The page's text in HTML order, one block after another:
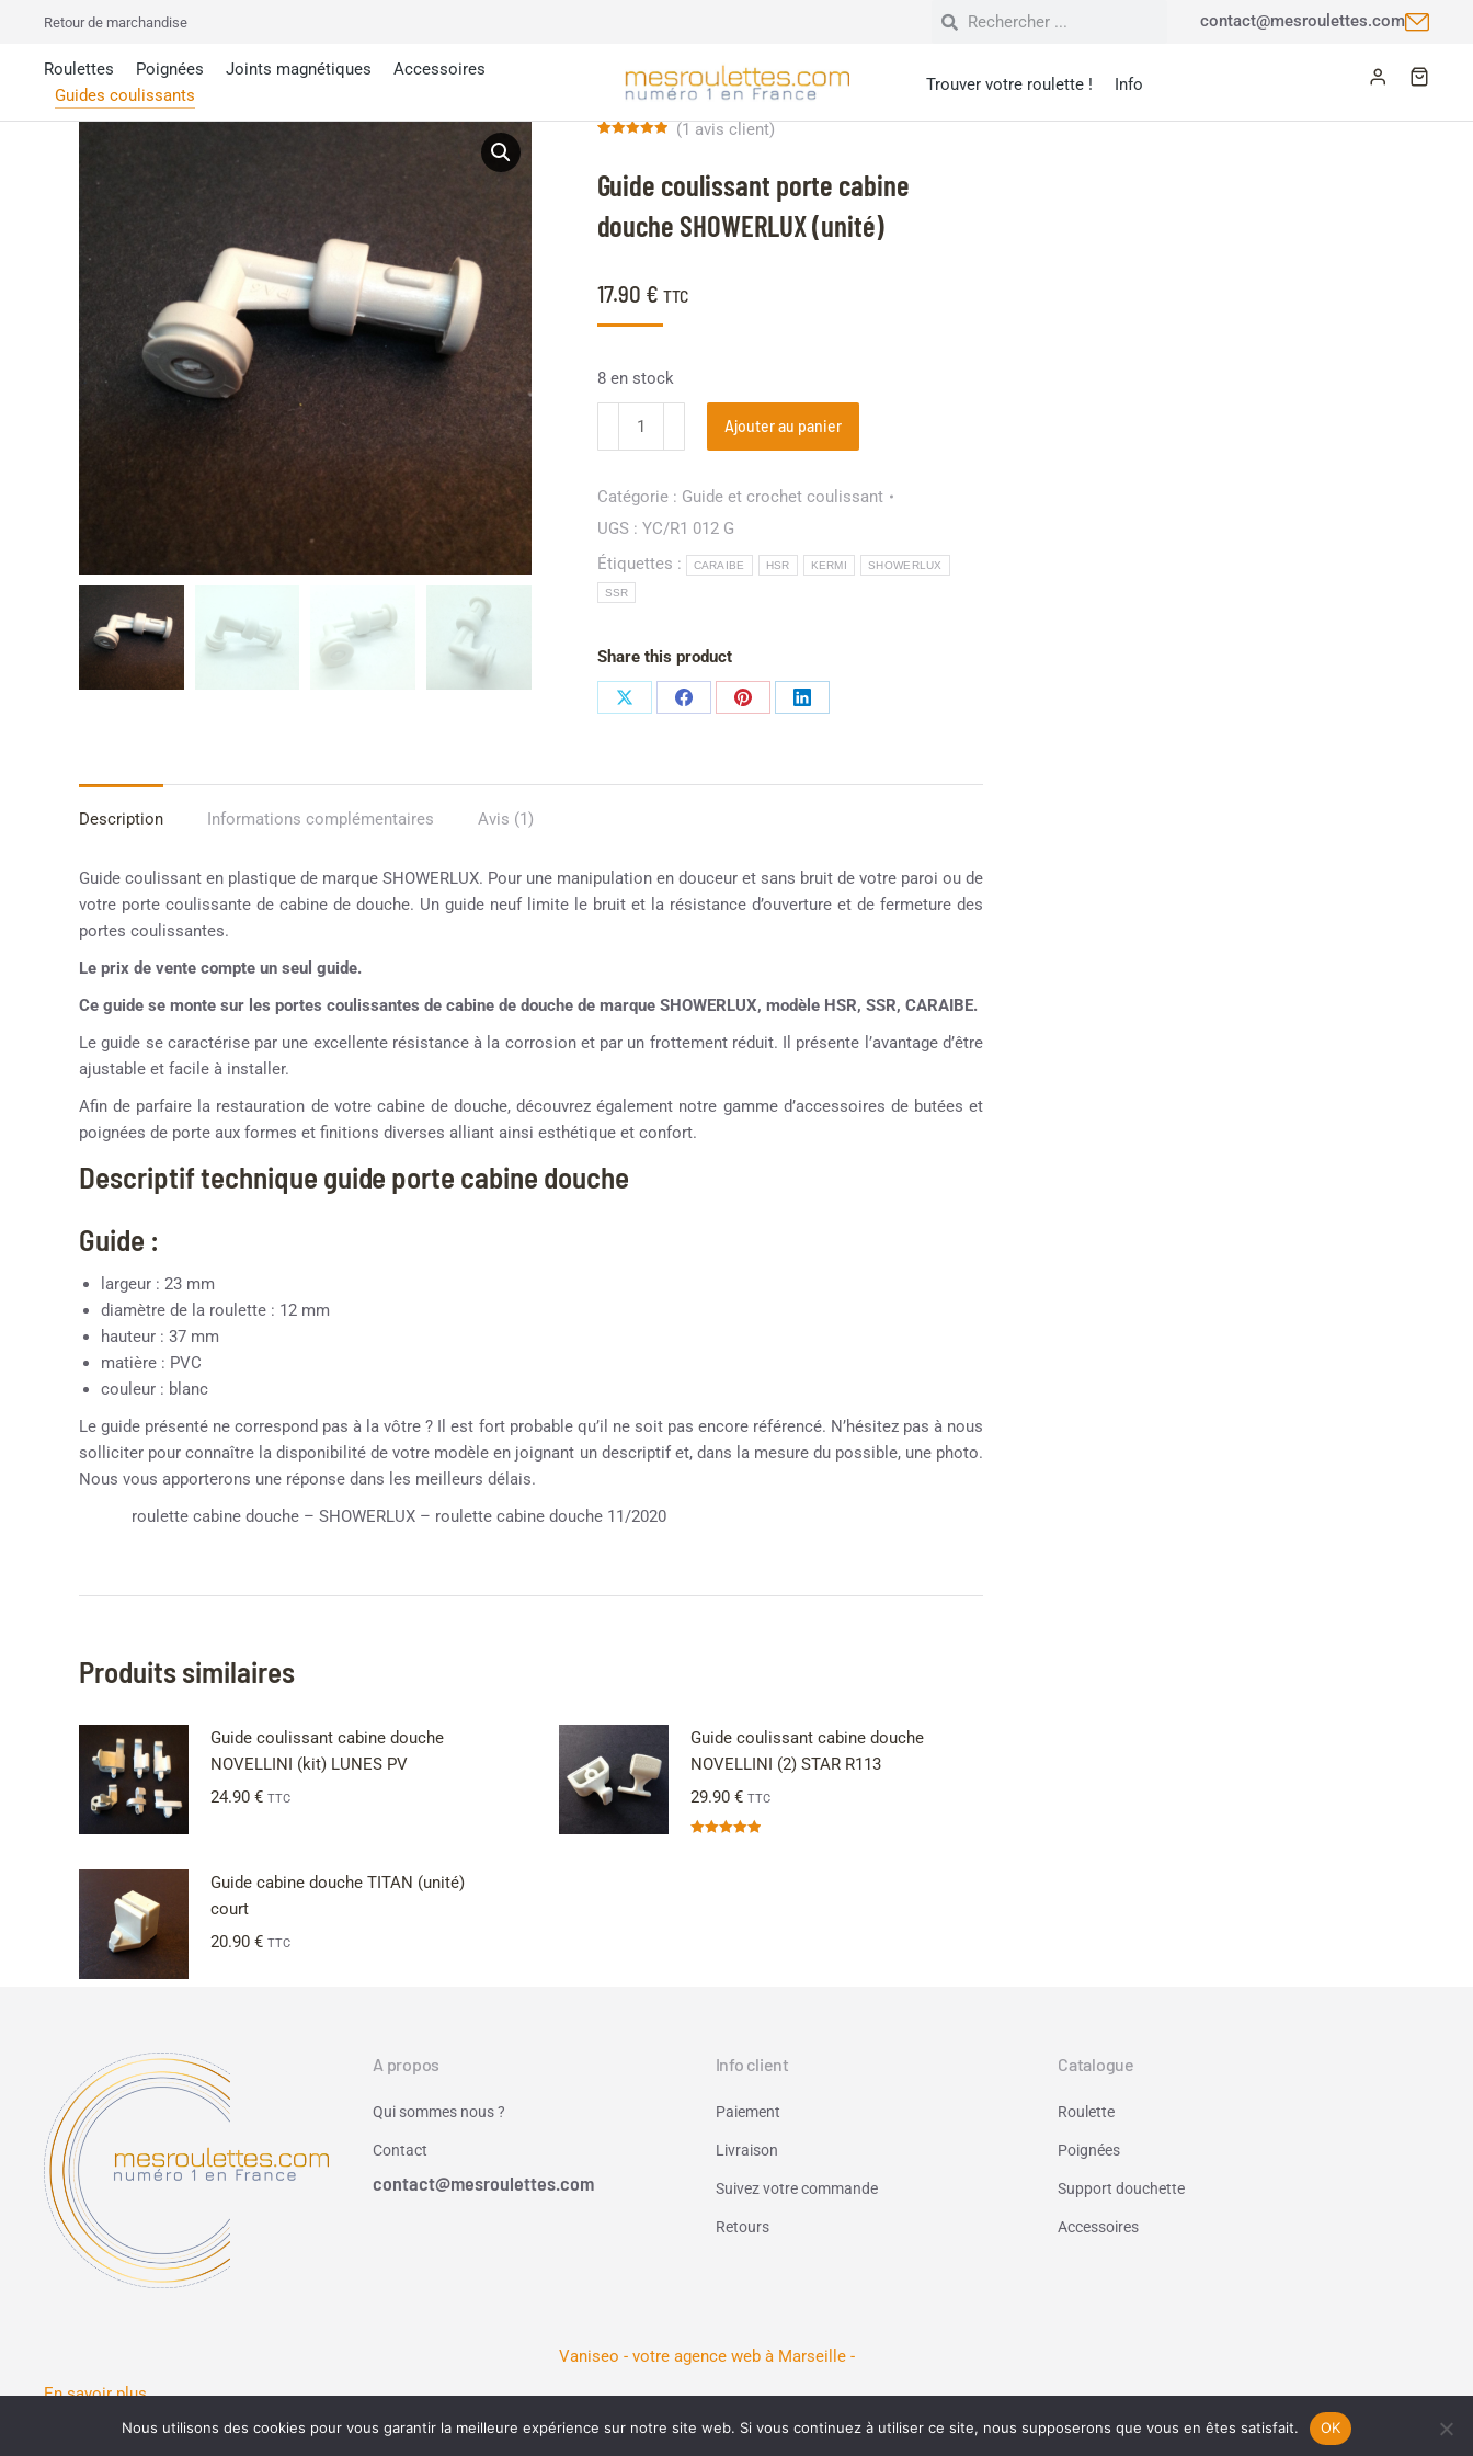
Retour de marchandise contact@mesroulettes.com
Roulettes Poignées Joints magnétiques
Accessoires
Guides coulissants
Trouver votre roulette ! Info
Guide coulissant porte cabine
douche SHOWERLUX (unité)
17.90 € TTC
surnotation
client
(1 avis client)
8 en stock
Ajouter au panier
Catégorie : Guide et crochet coulissant
UGS : YC/R1 012 G
Étiquettes :
CARAIBE HSR KERMI SHOWERLUX
SSR
Share this product
Description Informations complémentaires Avis (1)
Guide coulissant en plastique de marque SHOWERLUX. Pour une manipulation en douceur et sans bruit de votre paroi ou de
votre porte coulissante de cabine de douche. Un guide neuf limite le bruit et la résistance d’ouverture et de fermeture des
portes coulissantes.
Le prix de vente compte un seul guide.
Ce guide se monte sur les portes coulissantes de cabine de douche de marque SHOWERLUX, modèle HSR, SSR, CARAIBE.
Le guide se caractérise par une excellente résistance à la corrosion et par un frottement réduit. Il présente l’avantage d’être
ajustable et facile à installer.
Afin de parfaire la restauration de votre cabine de douche, découvrez également notre gamme d’accessoires de butées et
poignées de porte aux formes et finitions diverses alliant ainsi esthétique et confort.
Descriptif technique guide porte cabine douche
Guide :
largeur : 23 mm
diamètre de la roulette : 12 mm
hauteur : 37 mm
matière : PVC
couleur : blanc
Le guide présenté ne correspond pas à la vôtre ? Il est fort probable qu’il ne soit pas encore référencé. N’hésitez pas à nous
solliciter pour connaître la disponibilité de votre modèle en joignant un descriptif et, dans la mesure du possible, une photo.
Nous vous apporterons une réponse dans les meilleurs délais.
roulette cabine douche – SHOWERLUX – roulette cabine douche 11/2020
Produits similaires
Guide coulissant cabine douche
NOVELLINI (kit) LUNES PV
24.90 € TTC
Guide coulissant cabine douche
NOVELLINI (2) STAR R113
29.90 € TTC
Guide cabine douche TITAN (unité)
court
20.90 € TTC
A propos
Qui sommes nous ?
Contact
contact@mesroulettes.com
Info client
Paiement
Livraison
Suivez votre commande
Retours
Catalogue
Roulette
Poignées
Support douchette
Accessoires
Vaniseo - votre agence web à Marseille -
En savoir plus
Nous utilisons des cookies pour vous garantir la meilleure expérience sur notre site web. Si vous continuez à utiliser ce site, nous supposerons que vous en êtes satisfait. OK